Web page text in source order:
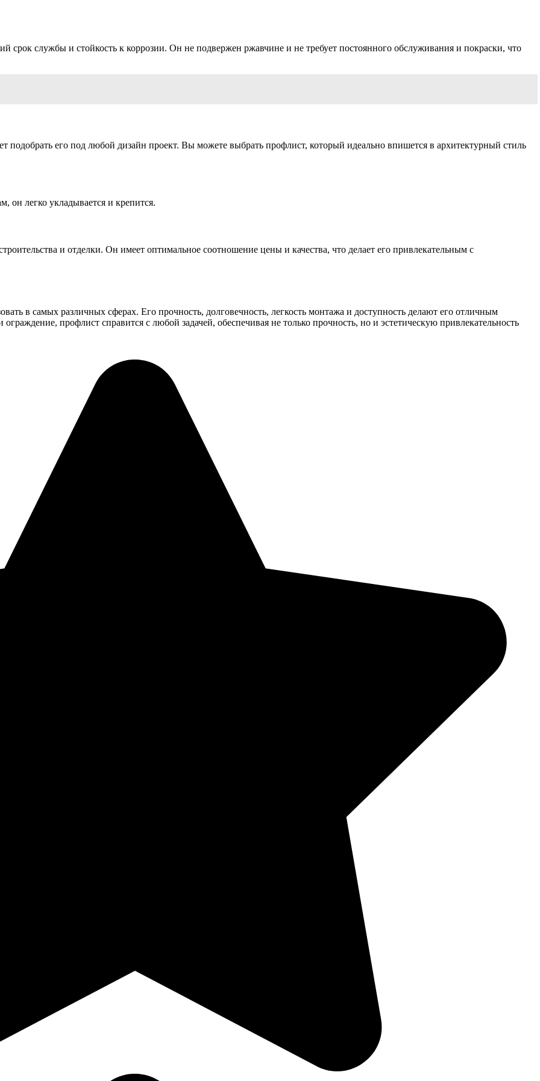
срок службы и стойкость к коррозии. Он не подвержен ржавчине и не требует постоянного обслуживания и покраски, что
подобрать его под любой дизайн проект. Вы можете выбрать профлист, который идеально впишется в архитектурный стиль
он легко укладывается и крепится.
и отделки. Он имеет оптимальное соотношение цены и качества, что делает его привлекательным с
в самых различных сферах. Его прочность, долговечность, легкость монтажа и доступность делают его отличным
профлист справится с любой задачей, обеспечивая не только прочность, но и эстетическую привлекательность